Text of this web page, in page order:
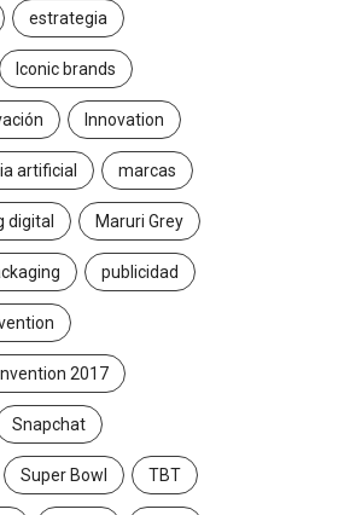
estrategia
Iconic brands
Innovation
artificial marcas
digital Maruri Grey
publicidad
2017
Snapchat
Super Bowl TBT